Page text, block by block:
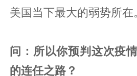
美国当下最大的弱势所在
问：所以你预判这次疫
的连任之路？